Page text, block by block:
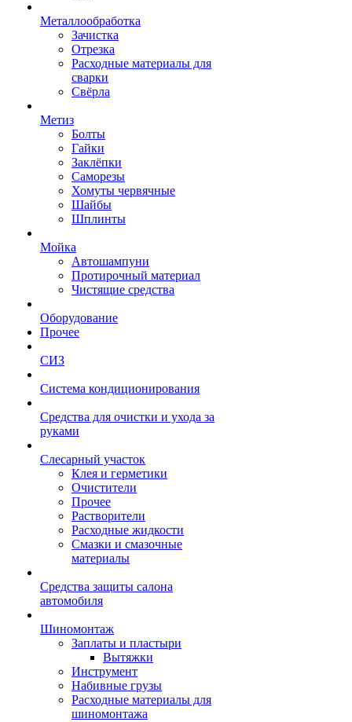
Металлообработка
Зачистка
Отрезка
Расходные материалы для
сварки
Свёрла
Метиз
Болты
Гайки
Заклёпки
Саморезы
Хомуты червячные
Шайбы
Шплинты
Мойка
Автошампуни
Протирочный материал
Чистящие средства
Оборудование
Прочее
СИЗ
Система кондиционирования
Средства для очистки и ухода за
руками
Слесарный участок
Клея и герметики
Очистители
Прочее
Растворители
Расходные жидкости
Смазки и смазочные
материалы
Средства защиты салона
автомобиля
Шиномонтаж
Заплаты и пластыри
Вытяжки
Инструмент
Набивные грузы
Расходные материалы для
шиномонтажа